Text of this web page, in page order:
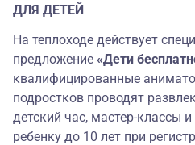
ДЛЯ ДЕТЕЙ
На теплоходе действует
предложение «Дети
квалифицированные
подростков проводят
детский час, мастер-классы
ребенку до 10 лет при